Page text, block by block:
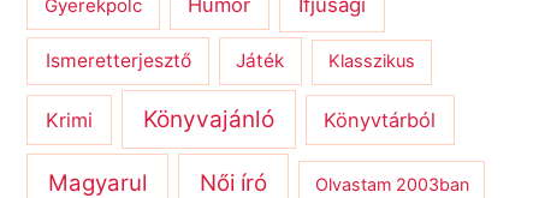
Gyerekpolc Humor Ifjúsági
Ismeretterjesztő Játék Klasszikus
Krimi Könyvajánló Könyvtárból
Magyarul Női író Olvastam 2003ban